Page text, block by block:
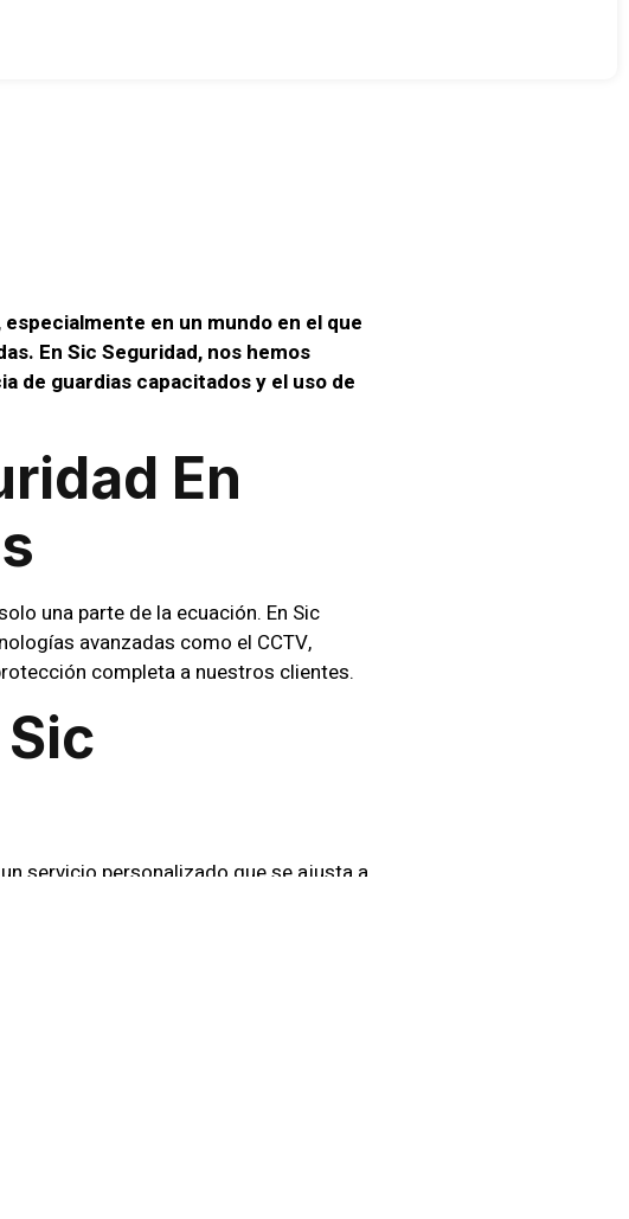
en un mundo en el que
En Sic Seguridad, nos hemos
de guardias capacitados y el uso de
En
una parte de la ecuación. En Sic
avanzadas como el CCTV,
completa a nuestros clientes.
servicio personalizado que se ajusta a